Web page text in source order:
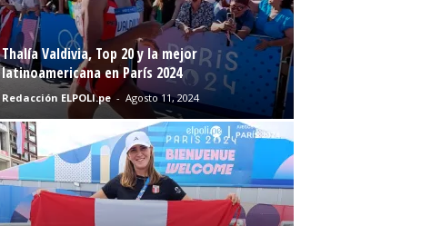
Thalía Valdivia, Top 20 y la mejor
latinoamericana en París 2024
Redacción ELPOLI.pe - Agosto 11, 2024